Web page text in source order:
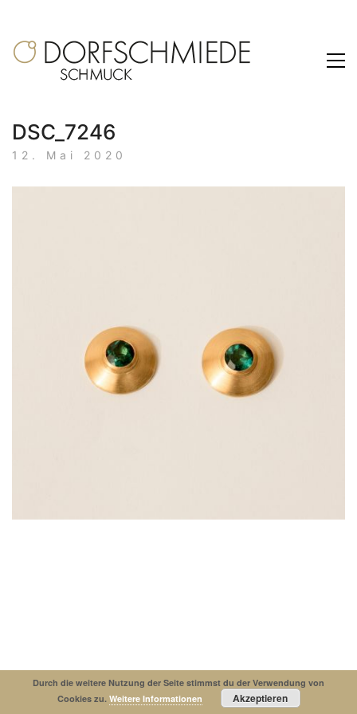
DSC_7246
12. Mai 2020
© Copyright 2019. All Rights Reserved.
Durch die weitere Nutzung der Seite stimmst du der Verwendung von
Cookies zu. Weitere Informationen Akzeptieren